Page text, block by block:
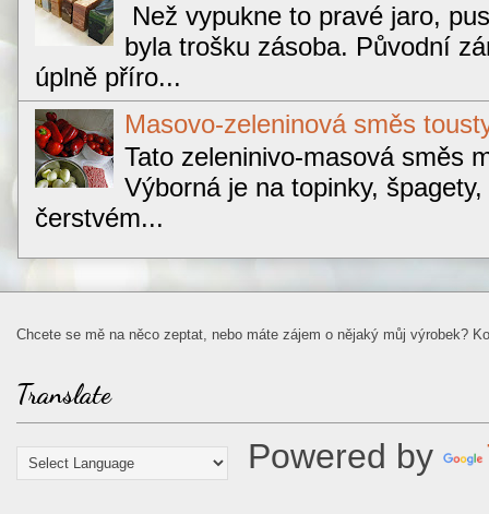
Než vypukne to pravé jaro,
byla trošku zásoba. Původní
úplně příro...
Masovo-zeleninová směs
Tato zeleninivo-masová směs
Výborná je na topinky,
čerstvém...
Chcete se mě na něco zeptat, nebo máte zájem o nějaký můj výrobek?
Translate
Powered by